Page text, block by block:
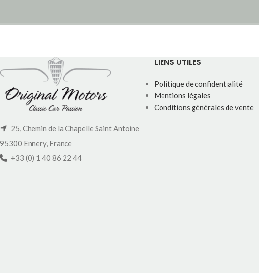
25, Chemin de la Chapelle Saint Antoine
95300 Ennery, France
+33 (0) 1 40 86 22 44
LIENS UTILES
Politique de confidentialité
Mentions légales
Conditions générales de vente